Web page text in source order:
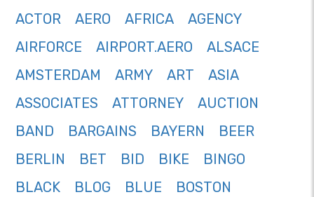
ACTOR
AERO AFRICA
AGENCY
AIRFORCE
AIRPORT.AERO
ALSACE
AMSTERDAM
ARMY ART
ASIA
ASSOCIATES
ATTORNEY
AUCTION
BAND
BARGAINS BAYERN
BEER
BERLIN
BET BID BIKE
BINGO
BLACK
BLOG BLUE
BOSTON